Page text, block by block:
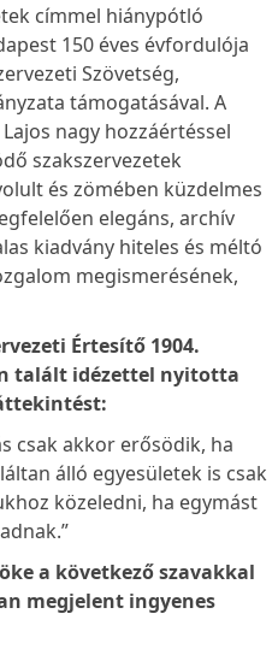
címmel hiánypótló
150 éves évfordulója
Szövetség,
támogatásával. A
nagy hozzáértéssel
szakszervezetek
és zömében küzdelmes
elegáns, archív
kiadvány hiteles és méltó
megismerésének,
Értesítő 1904.
talált idézettel nyitotta
csak akkor erősödik, ha
álló egyesületek is csak
közeledni, ha egymást
a következő szavakkal
megjelent ingyenes